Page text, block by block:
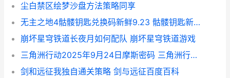
尘白禁区绘梦沙盘方法策略同享
无主之地4骷髅钥匙兑换码新鲜9.23 骷髅钥匙新鲜兑换码同享 无主之地4骷髅钥匙怎么获得
崩坏星穹铁道长夜月如何配队 崩坏星穹铁道游戏
三角洲行动2025年9月24日摩斯密码 三角洲行动每天摩斯密码更新 三角洲行动2025兑换码12月(没过期)
剑和远征我独自通关策略 剑与远征百度百科